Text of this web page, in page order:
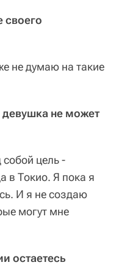
своего
не думаю на такие
девушка не может
цель -
в Токио. Я пока я
И я не создаю
могут мне
остаетесь